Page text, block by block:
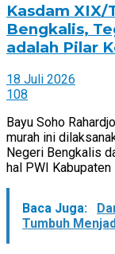
Kasdam XIX/
Bengkalis,
adalah Pilar
18 Juli 2026
108
Bayu Soho
murah ini
Negeri Bengkalis
hal PWI Kabupaten
Baca Juga:
Tumbuh